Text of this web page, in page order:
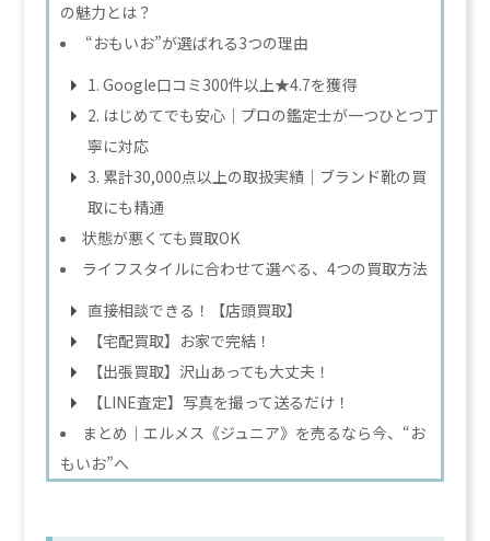
の魅力とは？
“おもいお”が選ばれる3つの理由
1. Google口コミ300件以上★4.7を獲得
2. はじめてでも安心｜プロの鑑定士が一つひとつ丁
寧に対応
3. 累計30,000点以上の取扱実績｜ブランド靴の買
取にも精通
状態が悪くても買取OK
ライフスタイルに合わせて選べる、4つの買取方法
直接相談できる！【店頭買取】
【宅配買取】お家で完結！
【出張買取】沢山あっても大丈夫！
【LINE査定】写真を撮って送るだけ！
まとめ｜エルメス《ジュニア》を売るなら今、“お
もいお”へ